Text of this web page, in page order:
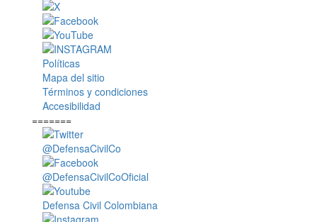
Políticas
Mapa del sitio
Términos y condiciones
Accesibilidad
=======
@DefensaCivilCo
@DefensaCivilCoOficial
Defensa Civil Colombiana